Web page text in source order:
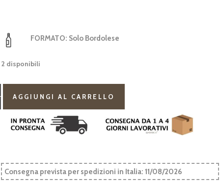
FORMATO: Solo Bordolese
2 disponibili
Legno
6
Betulla
quantità
AGGIUNGI AL CARRELLO
Consegna prevista per spedizioni in Italia: 11/08/2026